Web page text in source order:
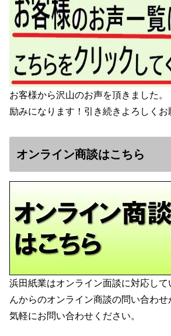
お客様から沢山のお声を頂きました。
励みになります！引き続きよろしくお
オンライン商談はこちら
浜田紙業はオンライン面談に対応して
んからのオンライン商談の問い合わ
気軽にお問い合わせください。